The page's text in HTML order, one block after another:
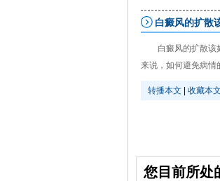
白癜风的扩散
白癜风的扩散该
来说，如何避免病情
转播本文 收藏本文
您目前所处